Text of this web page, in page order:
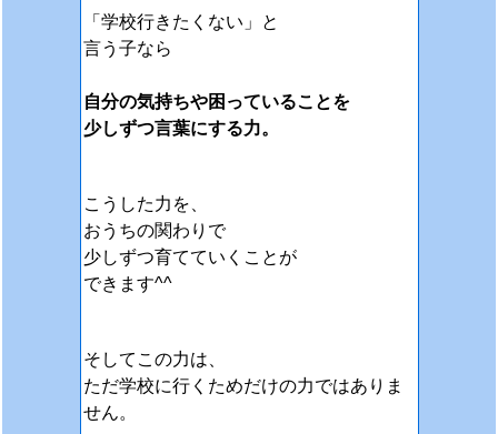
「学校行きたくない」と
言う子なら
自分の気持ちや困っていることを
少しずつ言葉にする力。
こうした力を、
おうちの関わりで
少しずつ育てていくことが
できます^^
そしてこの力は、
ただ学校に行くためだけの力ではありま
せん。